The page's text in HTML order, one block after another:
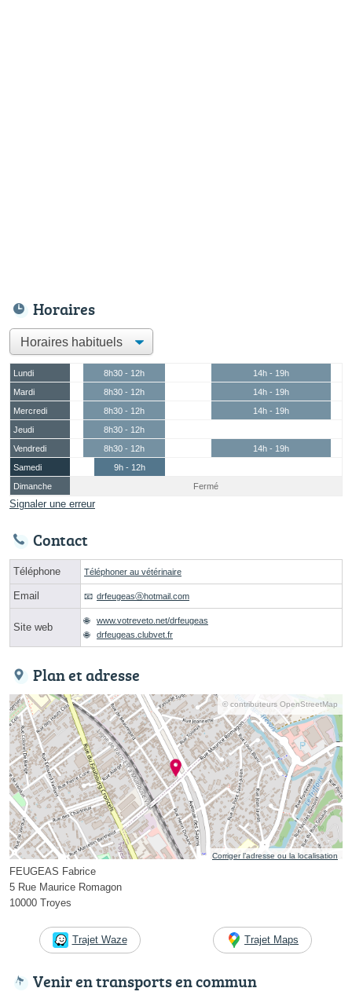
Horaires
Lundi 8h30 - 12h
14h - 19h
Mardi
8h30 - 12h
14h - 19h
Mercredi
8h30 - 12h
14h - 19h
Jeudi
8h30 - 12h
Vendredi
8h30 - 12h
14h - 19h
Samedi
9h - 12h
Dimanche
Fermé
Signaler une erreur
Contact
Téléphone Téléphoner au vétérinaire
Email drfeugeasⓐhotmail.com
Site web
www.votreveto.net/drfeugeas
drfeugeas.clubvet.fr
Plan et adresse
© contributeurs OpenStreetMap
Corriger l’adresse ou la localisation
FEUGEAS Fabrice
5 Rue Maurice Romagon
10000 Troyes
Trajet Waze Trajet Maps
Venir en transports en commun